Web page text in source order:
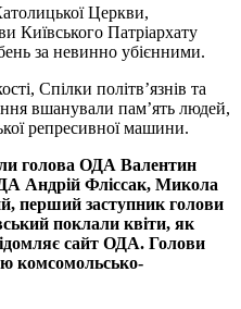
Церкви,
Київського Патріархату
за невинно убієнними.
Спілки політв’язнів та
вшанували пам’ять людей,
репресивної машини.
голова ОДА Валентин
Андрій Фліссак, Микола
перший заступник голови
поклали квіти, як
сайт ОДА. Голови
комсомольсько-